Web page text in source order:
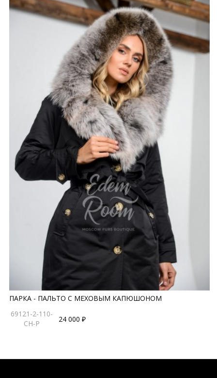
ПАРКА - ПАЛЬТО С МЕХОВЫМ КАПЮШОНОМ
69121-2-110-
CH-P
24 000 ₽